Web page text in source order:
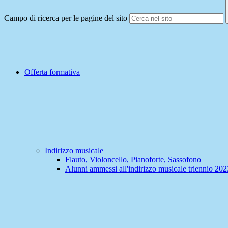
Campo di ricerca per le pagine del sito
Offerta formativa
Indirizzo musicale
Flauto, Violoncello, Pianoforte, Sassofono
Alunni ammessi all'indirizzo musicale triennio